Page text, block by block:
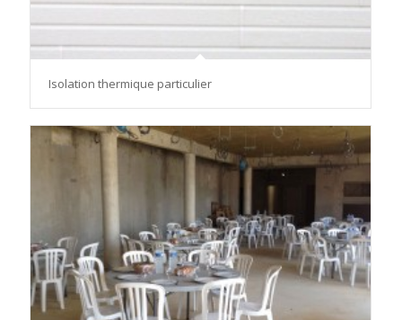
Isolation thermique particulier